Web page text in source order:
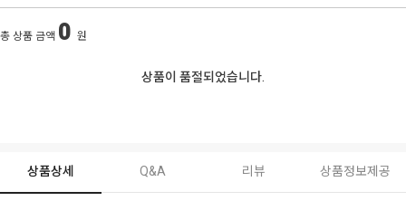
총 상품 금액 0 원
상품이 품절되었습니다.
상품상세 Q&A 리뷰 상품정보제공